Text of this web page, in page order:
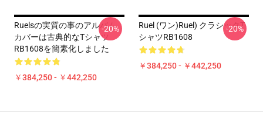
Ruelsの実質の事のアルバム
カバーは古典的なTシャツ
RB1608を簡素化しました
￥384,250 - ￥442,250
-20%
Ruel (ワン)ruel) クラシックT
シャツRB1608
￥384,250 - ￥442,250
-20%